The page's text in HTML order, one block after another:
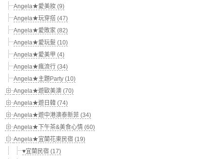
Angela★愛美妝 (9)
Angela★玩穿搭 (47)
Angela★愛敗家 (82)
Angela★愛玩髮 (10)
Angela★愛美甲 (4)
Angela★瘋流行 (34)
Angela★主題Party (10)
Angela★遊歐美澳 (70)
Angela★遊日韓 (74)
Angela★遊中港澳泰新菲 (34)
Angela★下午茶&美食心情 (60)
Angela★宜蘭花東民宿 (19)
♥宜蘭民宿 (17)